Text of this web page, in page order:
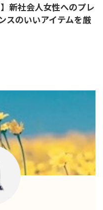
新社会人女性へのプレ
スのいいアイテムを厳